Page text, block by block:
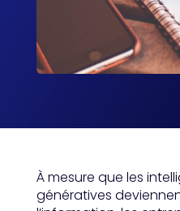
À mesure que les
génératives